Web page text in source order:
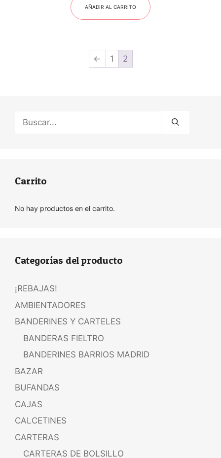
AÑADIR AL CARRITO
← 1 2
Buscar:
Carrito
No hay productos en el carrito.
Categorías del producto
¡REBAJAS!
AMBIENTADORES
BANDERINES Y CARTELES
BANDERAS FIELTRO
BANDERINES BARRIOS MADRID
BAZAR
BUFANDAS
CAJAS
CALCETINES
CARTERAS
CARTERAS DE BOLSILLO